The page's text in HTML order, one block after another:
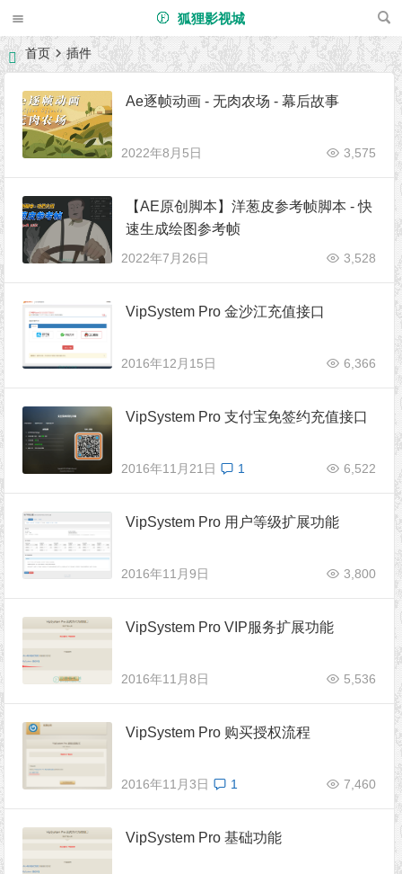
狐狸影视城
首页 插件
Ae逐帧动画 - 无肉农场 - 幕后故事
2022年8月5日 3,575
【AE原创脚本】洋葱皮参考帧脚本 - 快
速生成绘图参考帧
2022年7月26日 3,528
VipSystem Pro 金沙江充值接口
2016年12月15日 6,366
VipSystem Pro 支付宝免签约充值接口
2016年11月21日 6,522
1
VipSystem Pro 用户等级扩展功能
2016年11月9日 3,800
VipSystem Pro VIP服务扩展功能
2016年11月8日 5,536
VipSystem Pro 购买授权流程
2016年11月3日 7,460
1
VipSystem Pro 基础功能